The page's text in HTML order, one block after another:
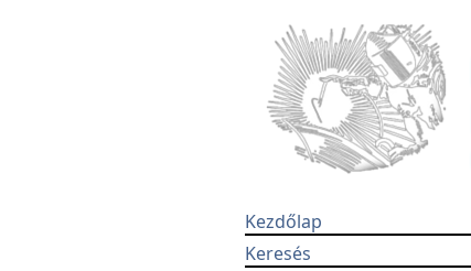
Kezdőlap
Keresés